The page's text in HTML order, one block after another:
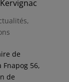
,
de
56,
de